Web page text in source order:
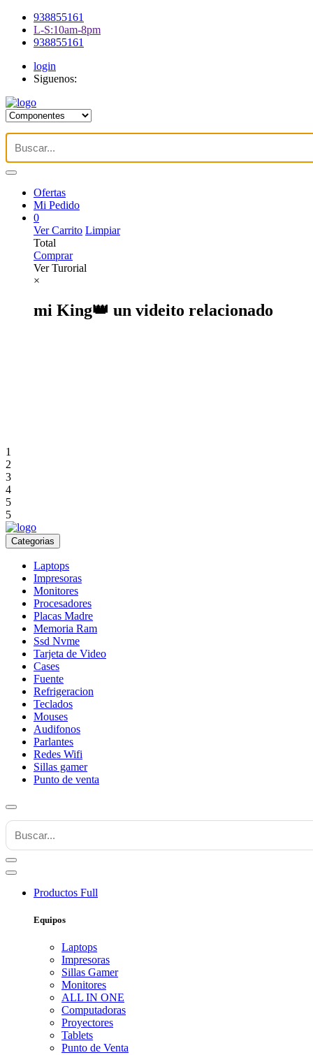
938855161
L-S:10am-8pm
938855161
login
Siguenos:
Ofertas
Mi Pedido
0
Ver Carrito Limpiar
Total
Comprar
Ver Turorial
×
mi King👑 un videito relacionado
1
2
3
4
5
5
Categorias
Laptops
Impresoras
Monitores
Procesadores
Placas Madre
Memoria Ram
Ssd Nvme
Tarjeta de Video
Cases
Fuente
Refrigeracion
Teclados
Mouses
Audifonos
Parlantes
Redes Wifi
Sillas gamer
Punto de venta
Productos Full
Equipos
Laptops
Impresoras
Sillas Gamer
Monitores
ALL IN ONE
Computadoras
Proyectores
Tablets
Punto de Venta